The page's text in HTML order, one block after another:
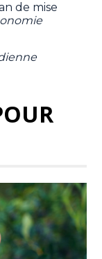
de mise